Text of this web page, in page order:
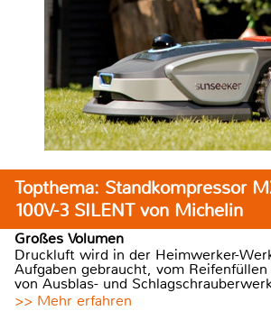
Topthema: Standkompressor
100V-3 SILENT von Michelin
Großes Volumen
Druckluft wird in der Heimwerker-
Aufgaben gebraucht, vom
von Ausblas- und
>> Mehr erfahren